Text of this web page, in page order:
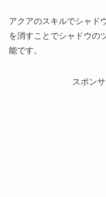
アクアのスキルでシャド
を消すことでシャドウの
能です。
スポン